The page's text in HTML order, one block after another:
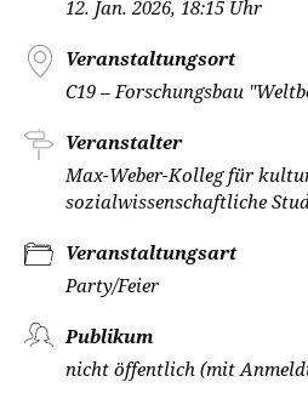
12. Jan. 2026, 18:15 Uhr
Veranstaltungsort
C19 – Forschungsbau
Veranstalter
Max-Weber-Kolleg für
sozialwissenschaftliche
Veranstaltungsart
Party/Feier
Publikum
nicht öffentlich (mit